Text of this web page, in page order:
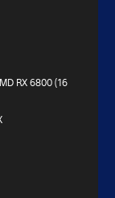
RX 6800 (16